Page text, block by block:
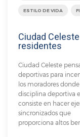
ESTILO DE VIDA
Ciudad
residentes
Ciudad Celeste
deportivas para
los moradores
disciplina deportiva
consiste en hacer
sincronizados que
proporciona altos